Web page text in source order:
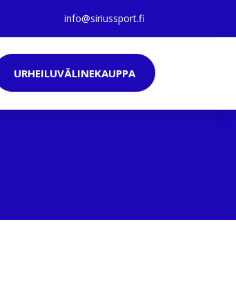
info@siriussport.fi
URHEILUVÄLINEKAUPPA